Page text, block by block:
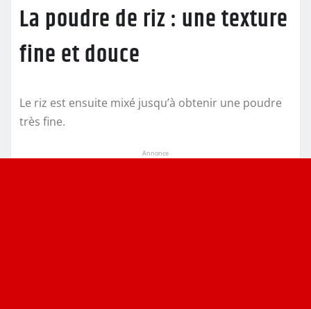
La poudre de riz : une texture
fine et douce
Le riz est ensuite mixé jusqu’à obtenir une poudre
très fine.
Annonce